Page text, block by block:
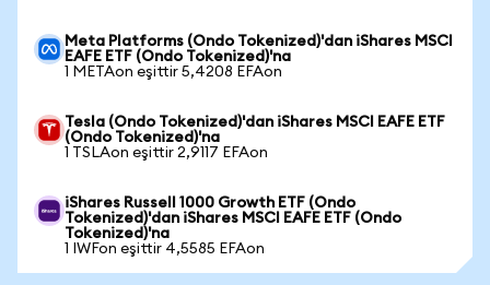
Meta Platforms (Ondo Tokenized)'dan iShares MSCI
EAFE ETF (Ondo Tokenized)'na
1 METAon eşittir 5,4208 EFAon
Tesla (Ondo Tokenized)'dan iShares MSCI EAFE ETF
(Ondo Tokenized)'na
1 TSLAon eşittir 2,9117 EFAon
iShares Russell 1000 Growth ETF (Ondo
Tokenized)'dan iShares MSCI EAFE ETF (Ondo
Tokenized)'na
1 IWFon eşittir 4,5585 EFAon